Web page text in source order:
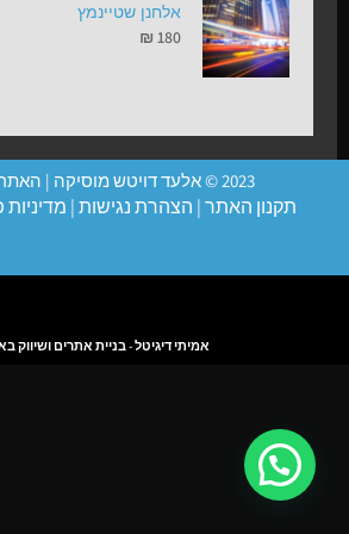
אלחנן שטיינמץ
₪ 180
2023 © אלעד דויטש מוסיקה | האתר פועל ברשיון
תקנון האתר| הצהרת נגישות|
אמיתי דיגיטל - בניית אתרים ושיווק